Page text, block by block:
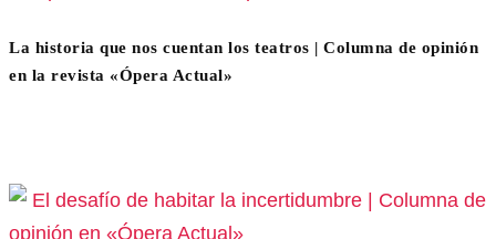
La historia que nos cuentan los teatros | Columna de opinión
en la revista «Ópera Actual»